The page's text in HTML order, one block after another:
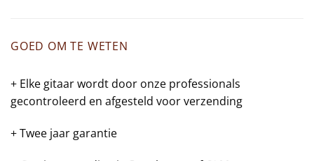
GOED OM TE WETEN
+ Elke gitaar wordt door onze professionals
gecontroleerd en afgesteld voor verzending
+ Twee jaar garantie